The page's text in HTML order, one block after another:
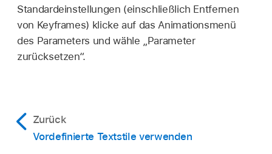
Standardeinstellungen (einschließlich Entfernen
von Keyframes) klicke auf das Animationsmenü
des Parameters und wähle „Parameter
zurücksetzen“.
Zurück
Vordefinierte Textstile verwenden